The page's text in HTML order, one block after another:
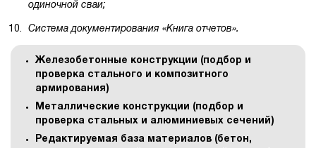
одиночной сваи;
Система документирования «Книга отчетов».
Железобетонные конструкции (подбор и
проверка стального и композитного
армирования)
Металлические конструкции (подбор и
проверка стальных и алюминиевых сечений)
Редактируемая база материалов (бетон,